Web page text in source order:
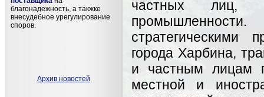
благонадежность, а такжке
внесудебное урегулирование
споров.
Архив новостей
частных лиц,
стратегическими
города Харбина,
и частным лицам
местной и